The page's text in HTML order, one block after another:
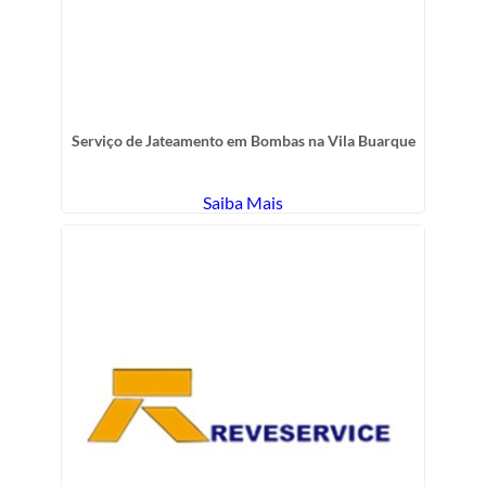
Serviço de Jateamento em Bombas na Vila Buarque
Saiba Mais